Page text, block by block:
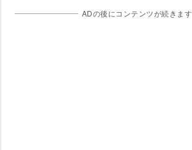
ADの後にコンテンツが続きます